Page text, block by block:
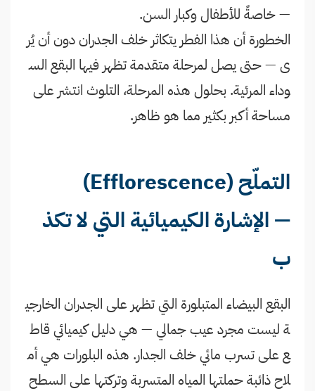
— خاصةً للأطفال وكبار السن.
الخطورة أن هذا الفطر يتكاثر خلف الجدران دون أن يُر
ى — حتى يصل لمرحلة متقدمة تظهر فيها البقع الس
وداء المرئية. بحلول هذه المرحلة، التلوث انتشر على
مساحة أكبر بكثير مما هو ظاهر.
التملّح (Efflorescence)
— الإشارة الكيميائية التي لا تكذ
ب
البقع البيضاء المتبلورة التي تظهر على الجدران الخارجي
ة ليست مجرد عيب جمالي — هي دليل كيميائي قاط
ع على تسرب مائي خلف الجدار. هذه البلورات هي أم
لاح ذائبة حملتها المياه المتسربة وتركتها على السطح